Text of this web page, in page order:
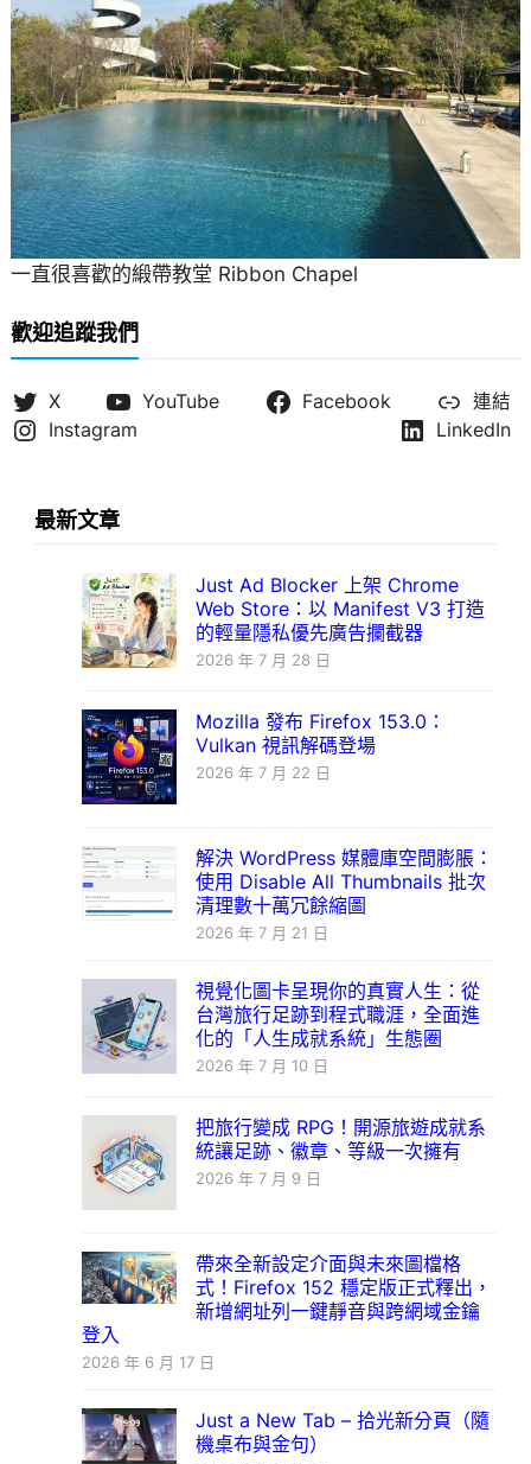
一直很喜歡的緞帶教堂 Ribbon Chapel
歡迎追蹤我們
X YouTube Facebook
連結
Instagram
LinkedIn
最新文章
Just Ad Blocker 上架 Chrome
Web Store：以 Manifest V3 打造
的輕量隱私優先廣告攔截器
2026 年 7 月 28 日
Mozilla 發布 Firefox 153.0：
Vulkan 視訊解碼登場
2026 年 7 月 22 日
解決 WordPress 媒體庫空間膨脹：
使用 Disable All Thumbnails 批次
清理數十萬冗餘縮圖
2026 年 7 月 21 日
視覺化圖卡呈現你的真實人生：從
台灣旅行足跡到程式職涯，全面進
化的「人生成就系統」生態圈
2026 年 7 月 10 日
把旅行變成 RPG！開源旅遊成就系
統讓足跡、徽章、等級一次擁有
2026 年 7 月 9 日
帶來全新設定介面與未來圖檔格
式！Firefox 152 穩定版正式釋出，
新增網址列一鍵靜音與跨網域金鑰
登入
2026 年 6 月 17 日
Just a New Tab – 拾光新分頁（隨
機桌布與金句）